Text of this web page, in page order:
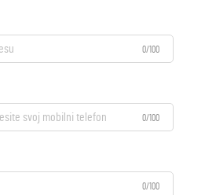
0/100
0/100
0/100